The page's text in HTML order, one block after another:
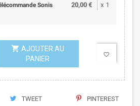
Sonis 20,00 € x 1
shopping_cart AJOUTER AU
PANIER
favorite_border
TWEET PINTEREST